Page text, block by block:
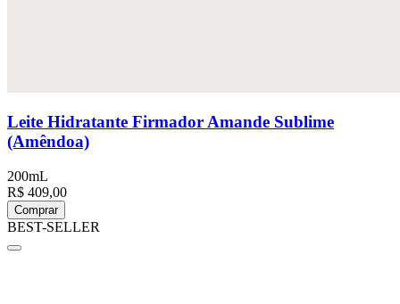
Leite Hidratante Firmador Amande Sublime
(Amêndoa)
200mL
R$ 409,00
Comprar
BEST-SELLER